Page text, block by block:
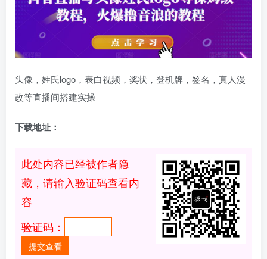
头像，姓氏logo，表白视频，奖状，登机牌，签名，真人漫
改等直播间搭建实操
下载地址：
此处内容已经被作者隐
藏，请输入验证码查看内
容
验证码：